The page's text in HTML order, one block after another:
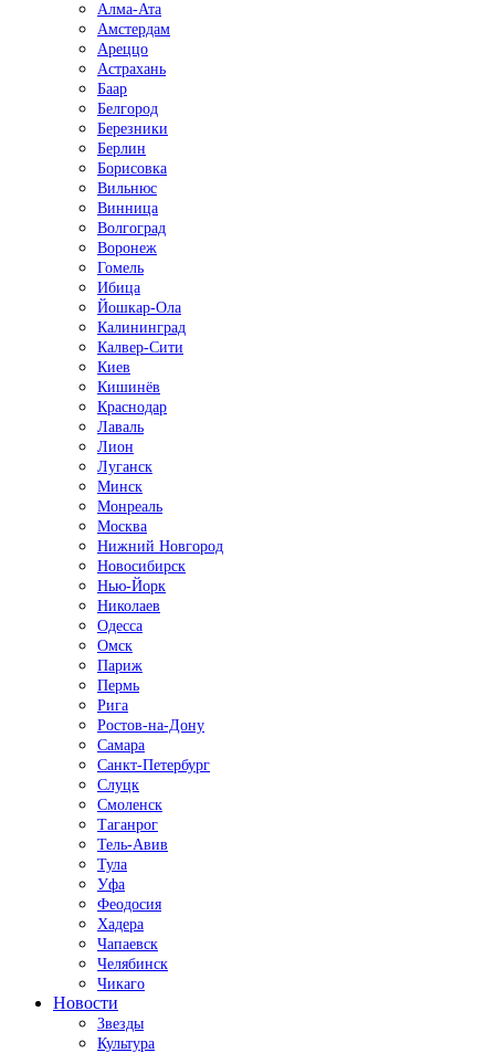
Алма-Ата
Амстердам
Ареццо
Астрахань
Баар
Белгород
Березники
Берлин
Борисовка
Вильнюс
Винница
Волгоград
Воронеж
Гомель
Ибица
Йошкар-Ола
Калининград
Калвер-Сити
Киев
Кишинёв
Краснодар
Лаваль
Лион
Луганск
Минск
Монреаль
Москва
Нижний Новгород
Новосибирск
Нью-Йорк
Николаев
Одесса
Омск
Париж
Пермь
Рига
Ростов-на-Дону
Самара
Санкт-Петербург
Слуцк
Смоленск
Таганрог
Тель-Авив
Тула
Уфа
Феодосия
Хадера
Чапаевск
Челябинск
Чикаго
Новости
Звезды
Культура